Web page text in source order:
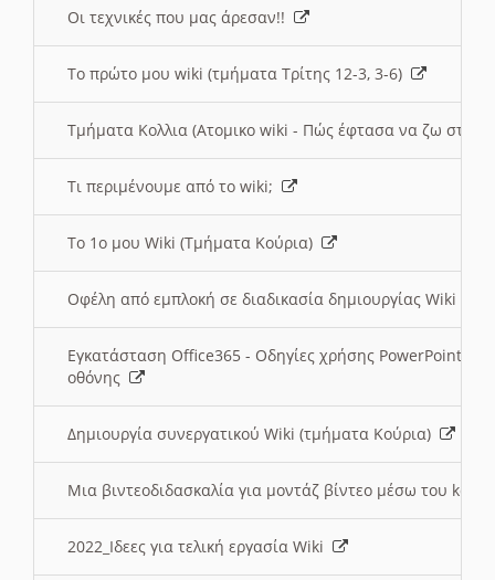
Οι τεχνικές που μας άρεσαν!!
Το πρώτο μου wiki (τμήματα Τρίτης 12-3, 3-6)
Τμήματα Κολλια (Ατομικο wiki - Πώς έφτασα να ζω στην
Τι περιμένουμε από το wiki;
Το 1ο μου Wiki (Τμήματα Κούρια)
Οφέλη από εμπλοκή σε διαδικασία δημιουργίας Wiki
Εγκατάσταση Office365 - Οδηγίες χρήσης PowerPoint
οθόνης
Δημιουργία συνεργατικού Wiki (τμήματα Κούρια)
Μια βιντεοδιδασκαλία για μοντάζ βίντεο μέσω του
2022_Ιδεες για τελική εργασία Wiki